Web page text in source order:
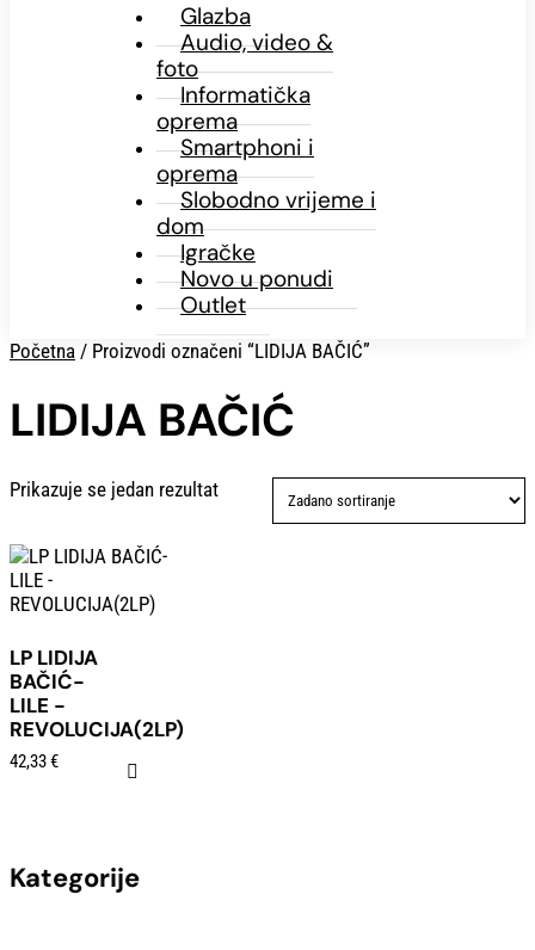
Glazba
Audio, video &
foto
Informatička
oprema
Smartphoni i
oprema
Slobodno vrijeme i
dom
Igračke
Novo u ponudi
Outlet
Početna / Proizvodi označeni “LIDIJA BAČIĆ”
LIDIJA BAČIĆ
Prikazuje se jedan rezultat
LP LIDIJA
BAČIĆ-
LILE -
REVOLUCIJA(2LP)
42,33€
Kategorije